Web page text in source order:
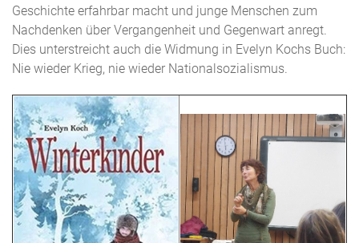
Geschichte erfahrbar macht und junge Menschen zum
Nachdenken über Vergangenheit und Gegenwart anregt.
Dies unterstreicht auch die Widmung in Evelyn Kochs Buch:
Nie wieder Krieg, nie wieder Nationalsozialismus.